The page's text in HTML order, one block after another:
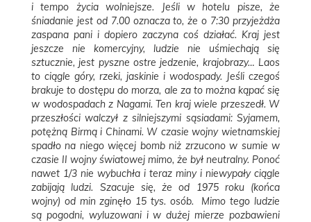
i tempo życia wolniejsze. Jeśli w hotelu pisze, że
śniadanie jest od 7.00 oznacza to, że o 7:30 przyjeżdża
zaspana pani i dopiero zaczyna coś działać. Kraj jest
jeszcze nie komercyjny, ludzie nie uśmiechają się
sztucznie, jest pyszne ostre jedzenie, krajobrazy… Laos
to ciągle góry, rzeki, jaskinie i wodospady. Jeśli czegoś
brakuje to dostępu do morza, ale za to można kąpać się
w wodospadach z Nagami. Ten kraj wiele przeszedł. W
przeszłości walczył z silniejszymi sąsiadami: Syjamem,
potężną Birmą i Chinami. W czasie wojny wietnamskiej
spadło na niego więcej bomb niż zrzucono w sumie w
czasie II wojny światowej mimo, że był neutralny. Ponoć
nawet 1/3 nie wybuchła i teraz miny i niewypały ciągle
zabijają ludzi. Szacuje się, że od 1975 roku (końca
wojny) od min zginęło 15 tys. osób. Mimo tego ludzie
są pogodni, wyluzowani i w dużej mierze pozbawieni